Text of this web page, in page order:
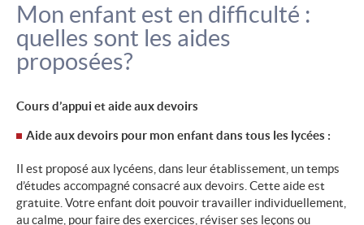
Mon enfant est en difficulté :
quelles sont les aides
proposées?
Cours d’appui et aide aux devoirs
Aide aux devoirs pour mon enfant dans tous les lycées :
Il est proposé aux lycéens, dans leur établissement, un temps
d’études accompagné consacré aux devoirs. Cette aide est
gratuite. Votre enfant doit pouvoir travailler individuellement,
au calme, pour faire des exercices, réviser ses leçons ou